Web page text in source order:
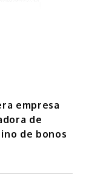
empresa
de
de bonos